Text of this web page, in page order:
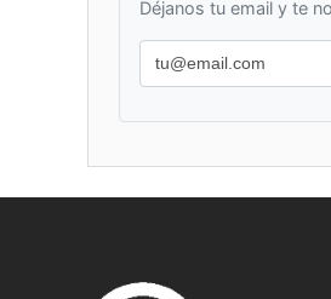
Déjanos tu email y te